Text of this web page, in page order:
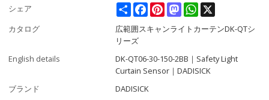
シェア ShareFacebookPinterestMastodonWhatsApp
カタログ
広範囲スキャンライトカーテンDK-QTシ
リーズ
English details
DK-QT06-30-150-2BB｜Safety Light
Curtain Sensor｜DADISICK
ブランド
DADISICK